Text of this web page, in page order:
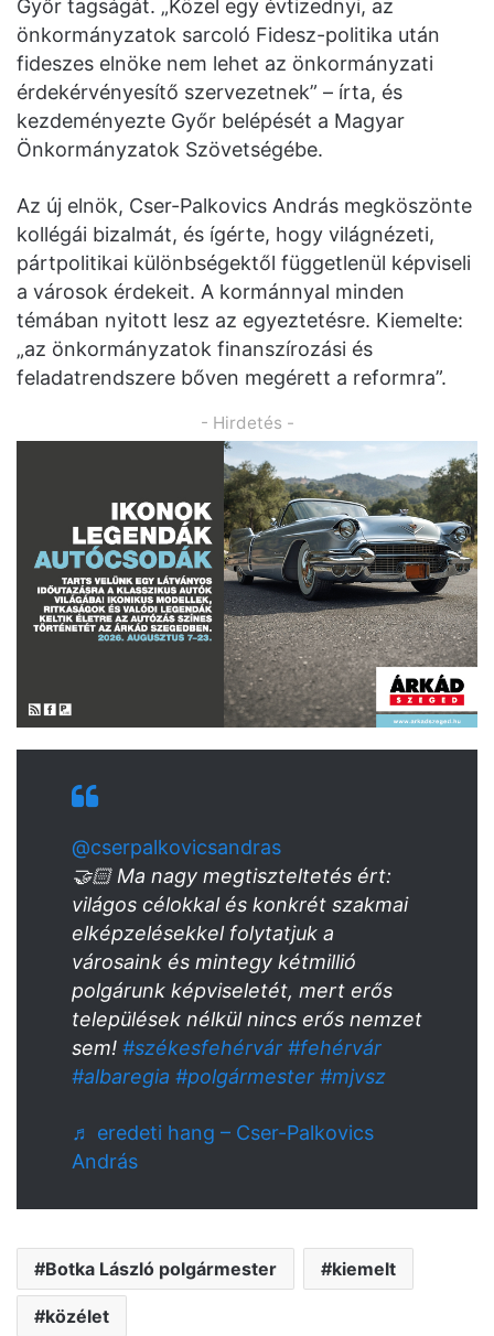
Győr tagságát. „Közel egy évtizednyi, az
önkormányzatok sarcoló Fidesz-politika után
fideszes elnöke nem lehet az önkormányzati
érdekérvényesítő szervezetnek” – írta, és
kezdeményezte Győr belépését a Magyar
Önkormányzatok Szövetségébe.
Az új elnök, Cser-Palkovics András megköszönte
kollégái bizalmát, és ígérte, hogy világnézeti,
pártpolitikai különbségektől függetlenül képviseli
a városok érdekeit. A kormánnyal minden
témában nyitott lesz az egyeztetésre. Kiemelte:
„az önkormányzatok finanszírozási és
feladatrendszere bőven megérett a reformra”.
- Hirdetés -
@cserpalkovicsandras
🤝🏻 Ma nagy megtiszteltetés ért:
világos célokkal és konkrét szakmai
elképzelésekkel folytatjuk a
városaink és mintegy kétmillió
polgárunk képviseletét, mert erős
települések nélkül nincs erős nemzet
sem! #székesfehérvár #fehérvár
#albaregia #polgármester #mjvsz
♬ eredeti hang – Cser-Palkovics
András
Botka László polgármester kiemelt
közélet